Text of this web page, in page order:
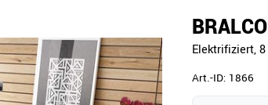
Stehtische
Besprechungstische
Tischgestelle
Elektrifiziert,
Art.-ID: 1866